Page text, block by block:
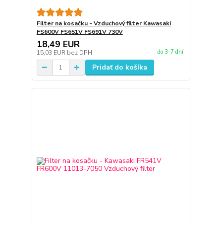
Filter na kosačku - Vzduchový filter Kawasaki
FS600V FS651V FS691V 730V
18,49 EUR
15,03 EUR bez DPH do 3-7 dní
Pridať do košíka